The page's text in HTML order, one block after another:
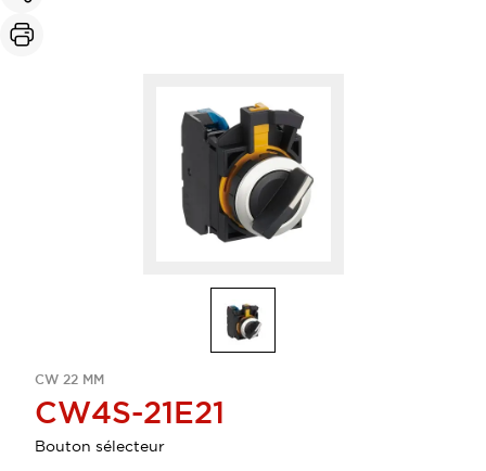
CW 22 MM
CW4S-21E21
Bouton sélecteur